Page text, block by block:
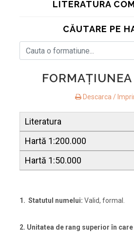
LITERATURA
CĂUTARE PE
FORMAŢIUNEA
Descarca /
Literatura
Hartă 1:200.000
Hartă 1:50.000
1. Statutul numelui: Valid, formal.
2. Unitatea de rang superiorîn